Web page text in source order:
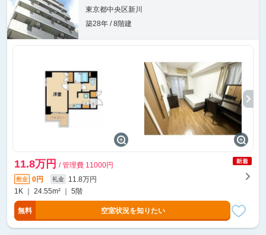
東京都中央区新川
築28年 / 8階建
11.8万円 / 管理費 11000円
敷金 0円 礼金
11.8万円
1K ｜ 24.55m² ｜ 5階
無料 空室状況を知りたい